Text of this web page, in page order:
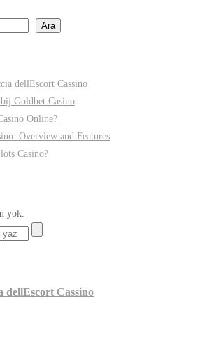
Ara
dellEscort Cassino
Goldbet Casino
Online?
Overview and Features
Casino?
yok.
dellEscort Cassino